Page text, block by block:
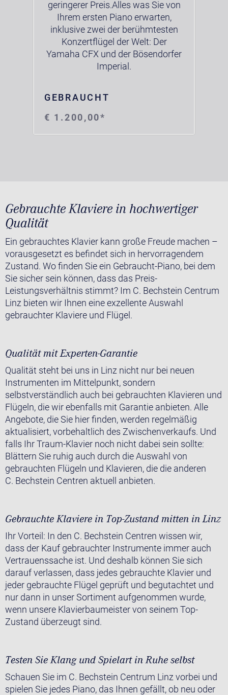
geringerer Preis.Alles was Sie von
Ihrem ersten Piano erwarten,
inklusive zwei der berühmtesten
Konzertflügel der Welt: Der
Yamaha CFX und der Bösendorfer
Imperial.
GEBRAUCHT
€ 1.200,00*
Gebrauchte Klaviere in hochwertiger
Qualität
Ein gebrauchtes Klavier kann große Freude machen –
vorausgesetzt es befindet sich in hervorragendem
Zustand. Wo finden Sie ein Gebraucht-Piano, bei dem
Sie sicher sein können, dass das Preis-
Leistungsverhältnis stimmt? Im C. Bechstein Centrum
Linz bieten wir Ihnen eine exzellente Auswahl
gebrauchter Klaviere und Flügel.
Qualität mit Experten-Garantie
Qualität steht bei uns in Linz nicht nur bei neuen
Instrumenten im Mittelpunkt, sondern
selbstverständlich auch bei gebrauchten Klavieren und
Flügeln, die wir ebenfalls mit Garantie anbieten. Alle
Angebote, die Sie hier finden, werden regelmäßig
aktualisiert, vorbehaltlich des Zwischenverkaufs. Und
falls Ihr Traum-Klavier noch nicht dabei sein sollte:
Blättern Sie ruhig auch durch die Auswahl von
gebrauchten Flügeln und Klavieren, die die anderen
C. Bechstein Centren aktuell anbieten.
Gebrauchte Klaviere in Top-Zustand mitten in Linz
Ihr Vorteil: In den C. Bechstein Centren wissen wir,
dass der Kauf gebrauchter Instrumente immer auch
Vertrauenssache ist. Und deshalb können Sie sich
darauf verlassen, dass jedes gebrauchte Klavier und
jeder gebrauchte Flügel geprüft und begutachtet und
nur dann in unser Sortiment aufgenommen wurde,
wenn unsere Klavierbaumeister von seinem Top-
Zustand überzeugt sind.
Testen Sie Klang und Spielart in Ruhe selbst
Schauen Sie im C. Bechstein Centrum Linz vorbei und
spielen Sie jedes Piano, das Ihnen gefällt, ob neu oder